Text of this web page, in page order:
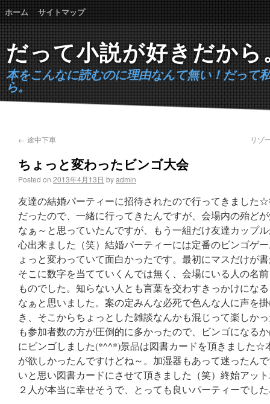
ホーム サイトマップ
だって小説が好きだから
本をこんなに読むのに理由なんて無い！だって
ら。
← 途中下車 リゾ
ちょっと変わったビンゴ大会
Posted on 2013年4月13日 byadmin
友達の結婚パーティーに招待されたので行ってきました
だったので、一緒に行ってきたんですが、会場内の殆ど
なぁ～と思っていたんですが、もう一組だけ友達カップ
心出来ました（笑）結婚パーティーには定番のビンゴゲ
ょっと変わっていて面白かったです。最初にマスだけが
そこに数字を当てていくんでは無く、会場にいる人の名
ものでした。知らない人とも言葉を交わすきっかけにな
なぁと思いました。案の定みんな必死で色んな人に声を
き、そこからちょっとした雑談なんかも混じって楽しか
も参加者数の方が圧倒的に多かったので、ビンゴになる
にビンゴしました(*^^*)景品は図書カードを頂きました☆
が欲しかったんですけどね～。加湿器もあって迷ったん
いと思い図書カードにさせて頂きました（笑）終始アッ
２人が本当に幸せそうで、とっても良いパーティーでし